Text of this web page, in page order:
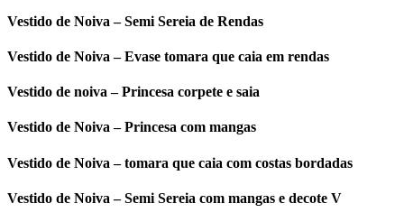
Vestido de Noiva – Semi Sereia de Rendas
Vestido de Noiva – Evase tomara que caia em rendas
Vestido de noiva – Princesa corpete e saia
Vestido de Noiva – Princesa com mangas
Vestido de Noiva – tomara que caia com costas bordadas
Vestido de Noiva – Semi Sereia com mangas e decote V